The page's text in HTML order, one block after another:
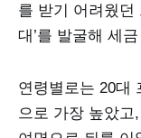
를 받기 어려웠던
대’를 발굴해 세
연령별로는 20대
으로 가장 높았고